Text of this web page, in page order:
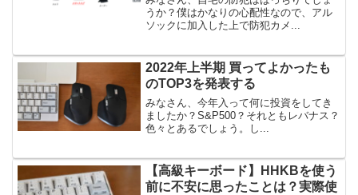
うか？僕はかなりの心配性なので、アル
ソックに加入した上で防犯カメ...
2022年上半期 買ってよかったも
のTOP3を発表する
みなさん、今年入って何に投資をしてき
ましたか？S&P500？それともレバナス？
色々とあるでしょう。し...
【高級キーボード】HHKBを使う
前に不安に思ったことは？実際使